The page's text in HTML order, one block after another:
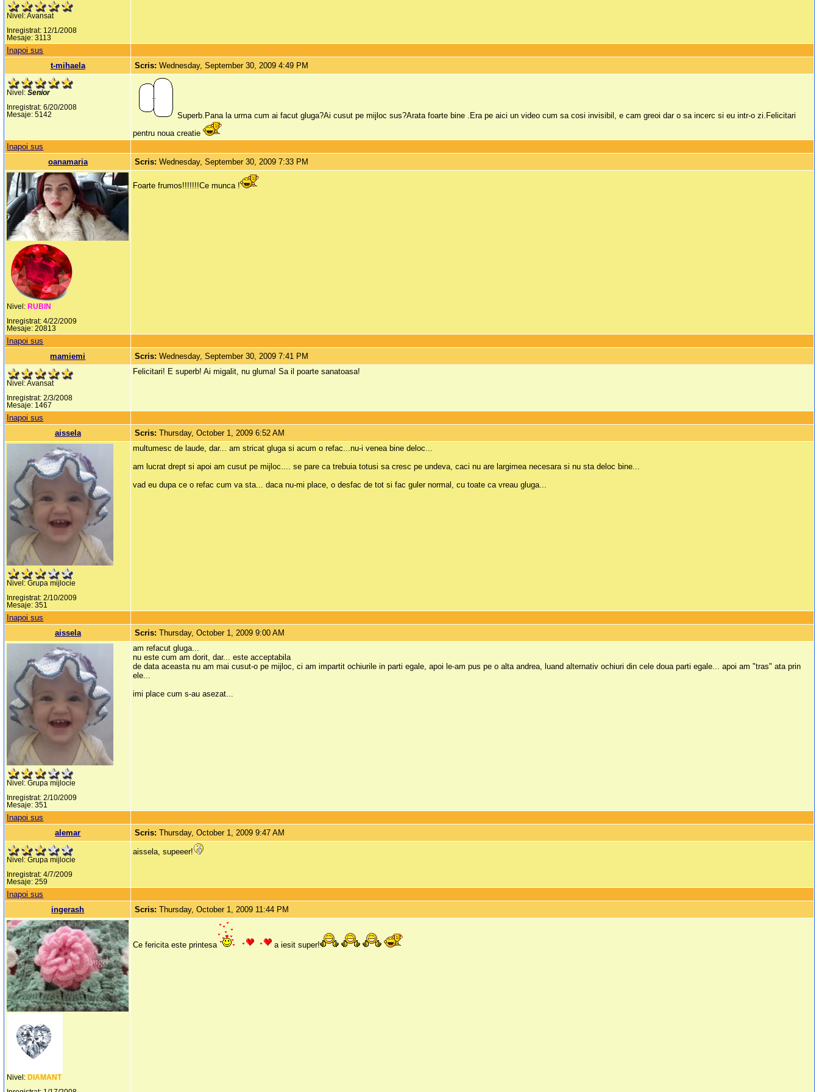
Nivel: Avansat
Inregistrat: 12/1/2008
Mesaje: 3113
Inapoi sus
t-mihaela
Scris:Wednesday, September 30, 2009 4:49 PM
Nivel:Senior
Inregistrat: 6/20/2008
Mesaje: 5142
Superb.Pana la urma cum ai facut gluga?Ai cusut pe mijloc sus?Arata foarte bine .Era pe aici un video cum sa cosi invisibil, e cam greoi dar o sa incerc si eu intr-o zi.Felicitari
pentru noua creatie
Inapoi sus
oanamaria
Scris:Wednesday, September 30, 2009 7:33 PM
Nivel: RUBIN
Inregistrat: 4/22/2009
Mesaje: 20813
Foarte frumos!!!!!!!Ce munca !
Inapoi sus
mamiemi
Scris:Wednesday, September 30, 2009 7:41 PM
Nivel: Avansat
Inregistrat: 2/3/2008
Mesaje: 1467
Felicitari! E superb! Ai migalit, nu gluma! Sa il poarte sanatoasa!
Inapoi sus
aissela
Scris:Thursday, October 1, 2009 6:52 AM
Nivel: Grupa mijlocie
Inregistrat: 2/10/2009
Mesaje: 351
multumesc de laude, dar... am stricat gluga si acum o refac...nu-i venea bine deloc...
am lucrat drept si apoi am cusut pe mijloc.... se pare ca trebuia totusi sa cresc pe undeva, caci nu are largimea necesara si nu sta deloc bine...
vad eu dupa ce o refac cum va sta... daca nu-mi place, o desfac de tot si fac guler normal, cu toate ca vreau gluga...
Inapoi sus
aissela
Scris:Thursday, October 1, 2009 9:00 AM
Nivel: Grupa mijlocie
Inregistrat: 2/10/2009
Mesaje: 351
am refacut gluga...
nu este cum am dorit, dar... este acceptabila
de data aceasta nu am mai cusut-o pe mijloc, ci am impartit ochiurile in parti egale, apoi le-am pus pe o alta andrea, luand alternativ ochiuri din cele doua parti egale... apoi am "tras" ata prin
ele...
imi place cum s-au asezat...
Inapoi sus
alemar
Scris:Thursday, October 1, 2009 9:47 AM
Nivel: Grupa mijlocie
Inregistrat: 4/7/2009
Mesaje: 259
aissela, supeeer!
Inapoi sus
ingerash
Scris:Thursday, October 1, 2009 11:44 PM
Nivel: DIAMANT
Ce fericita este printesa a iesit super!